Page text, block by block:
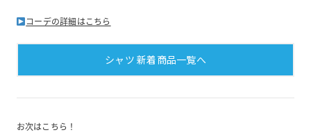
コーデの詳細はこちら
シャツ 新着商品一覧へ
お次はこちら！